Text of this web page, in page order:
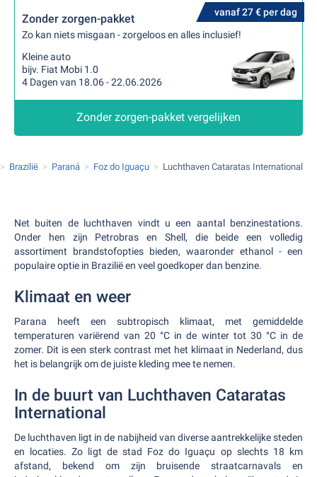
vanaf 27 € per dag
Zonder zorgen-pakket
Zo kan niets misgaan - zorgeloos en alles inclusief!
Kleine auto
bijv. Fiat Mobi 1.0
4 Dagen van 18.06 - 22.06.2026
Zonder zorgen-pakket vergelijken
Brazilië Paraná Foz do Iguaçu Luchthaven Cataratas International
Net buiten de luchthaven vindt u een aantal benzinestations.
Onder hen zijn Petrobras en Shell, die beide een volledig
assortiment brandstofopties bieden, waaronder ethanol - een
populaire optie in Brazilië en veel goedkoper dan benzine.
Klimaat en weer
Parana heeft een subtropisch klimaat, met gemiddelde
temperaturen variërend van 20 °C in de winter tot 30 °C in de
zomer. Dit is een sterk contrast met het klimaat in Nederland, dus
het is belangrijk om de juiste kleding mee te nemen.
In de buurt van Luchthaven Cataratas
International
De luchthaven ligt in de nabijheid van diverse aantrekkelijke steden
en locaties. Zo ligt de stad Foz do Iguaçu op slechts 18 km
afstand, bekend om zijn bruisende straatcarnavals en